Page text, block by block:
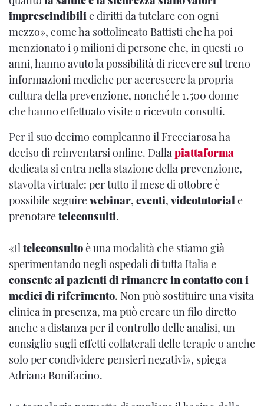
imprescindibilie diritti da tutelare con ogni
mezzo», come ha sottolineato Battisti che ha poi
menzionato i 9 milioni di persone che, in questi 10
anni, hanno avuto la possibilità di ricevere sul treno
informazioni mediche per accrescere la propria
cultura della prevenzione, nonché le 1.500 donne
che hanno effettuato visite o ricevuto consulti.
Per il suo decimo compleanno il Frecciarosa ha
deciso di reinventarsi online. Dallapiattaforma
dedicata si entra nella stazione della prevenzione,
stavolta virtuale: per tutto il mese di ottobre è
possibile seguirewebinar, eventi, videotutoriale
prenotareteleconsulti.
«Ilteleconsultoè una modalità che stiamo già
sperimentando negli ospedali di tutta Italia e
consente ai pazienti di rimanere in contatto con i
medici di riferimento. Non può sostituire una visita
clinica in presenza, ma può creare un filo diretto
anche a distanza per il controllo delle analisi, un
consiglio sugli effetti collaterali delle terapie o anche
solo per condividere pensieri negativi», spiega
Adriana Bonifacino.